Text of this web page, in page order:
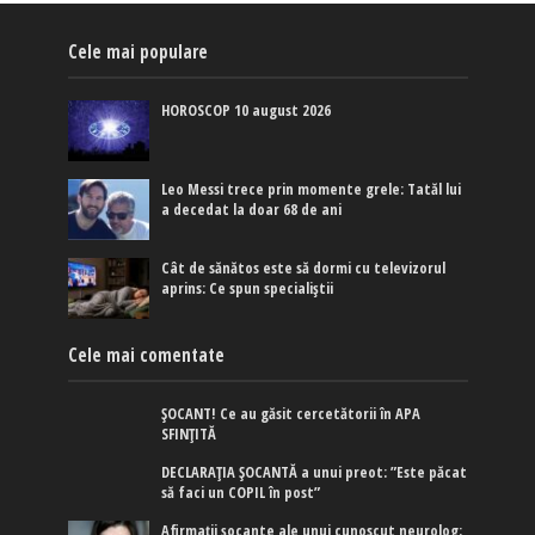
Cele mai populare
HOROSCOP 10 august 2026
Leo Messi trece prin momente grele: Tatăl lui
a decedat la doar 68 de ani
Cât de sănătos este să dormi cu televizorul
aprins: Ce spun specialiștii
Cele mai comentate
ȘOCANT! Ce au găsit cercetătorii în APA
SFINȚITĂ
DECLARAȚIA ȘOCANTĂ a unui preot: ”Este păcat
să faci un COPIL în post”
Afirmaţii şocante ale unui cunoscut neurolog: